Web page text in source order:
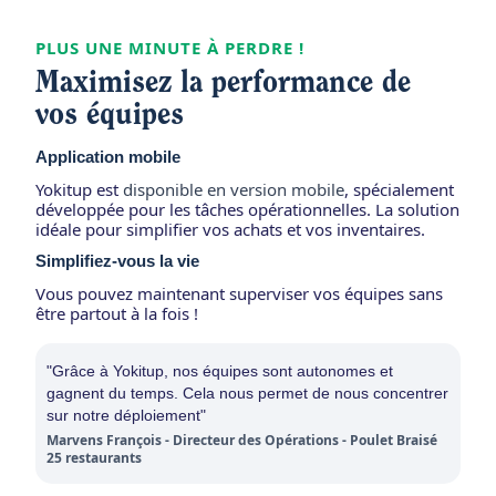
PLUS UNE MINUTE À PERDRE !
Maximisez la performance de
vos équipes
Application mobile
Yokitup est disponible en version mobile, spécialement
développée pour les tâches opérationnelles. La solution
idéale pour simplifier vos achats et vos inventaires.
Simplifiez-vous la vie
Vous pouvez maintenant superviser vos équipes sans
être partout à la fois !
"Grâce à Yokitup, nos équipes sont autonomes et
gagnent du temps. Cela nous permet de nous concentrer
sur notre déploiement"
Marvens François - Directeur des Opérations - Poulet Braisé
25 restaurants